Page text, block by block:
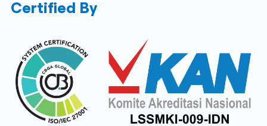
Certified By